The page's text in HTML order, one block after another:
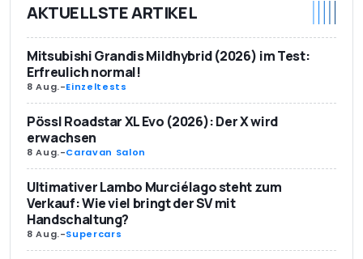
AKTUELLSTE ARTIKEL
Mitsubishi Grandis Mildhybrid (2026) im Test:
Erfreulich normal!
8 Aug.-Einzeltests
Pössl Roadstar XL Evo (2026): Der X wird
erwachsen
8 Aug.-Caravan Salon
Ultimativer Lambo Murciélago steht zum
Verkauf: Wie viel bringt der SV mit
Handschaltung?
8 Aug.-Supercars